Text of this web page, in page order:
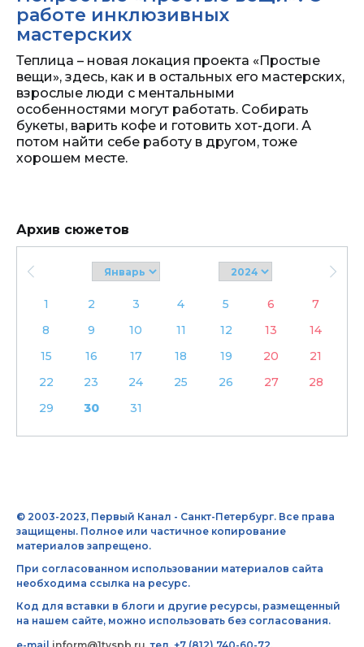
работе инклюзивных
мастерских
Теплица – новая локация проекта «Простые
вещи», здесь, как и в остальных его мастерских,
взрослые люди с ментальными
особенностями могут работать. Собирать
букеты, варить кофе и готовить хот-доги. А
потом найти себе работу в другом, тоже
хорошем месте.
Архив сюжетов
1 2 3 4 5 6
7
8
9 10 11 12 13
14
15
16 17 18 19 20
21
22
23 24 25 26 27
28
29
30 31
© 2003-2023, Первый Канал - Санкт-Петербург. Все права
защищены. Полное или частичное копирование
материалов запрещено.
При согласованном использовании материалов сайта
необходима ссылка на ресурс.
Код для вставки в блоги и другие ресурсы, размещенный
на нашем сайте, можно использовать без согласования.